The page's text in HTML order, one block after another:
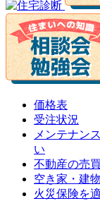
価格表
受注状況
メンテナン
い
不動産の売
空き家・建
火災保険を